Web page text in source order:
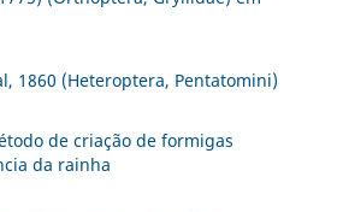
1860 (Heteroptera, Pentatomini)
de criação de formigas
da rainha